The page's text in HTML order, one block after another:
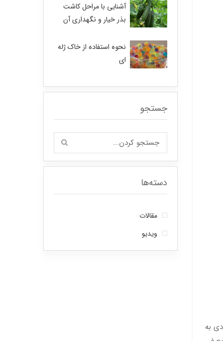
به
آشنایی با مراحل کاشت
بذر خیار و نگهداری آن
نحوه استفاده از خاک ژله
ای
جستجو
دسته‌ها
مقالات
ویدیو